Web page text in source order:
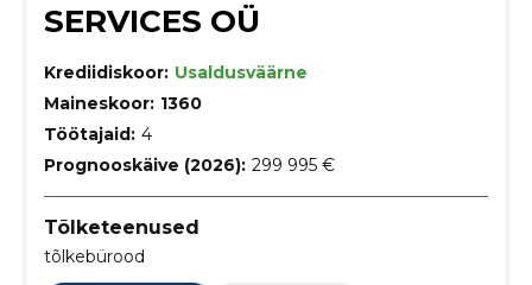
SERVICES OÜ
Krediidiskoor: Usaldusväärne
Maineskoor: 1360
Töötajaid: 4
Prognooskäive (2026): 299 995 €
Tõlketeenused
tõlkebürood